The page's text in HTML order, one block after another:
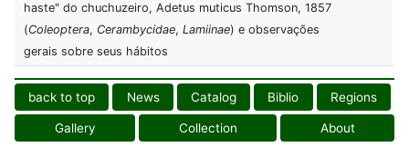
haste" do chuchuzeiro, Adetus muticus Thomson, 1857
(Coleoptera, Cerambycidae, Lamiinae) e observações
gerais sobre seus hábitos
back to top News Catalog Biblio Regions
Gallery Collection About